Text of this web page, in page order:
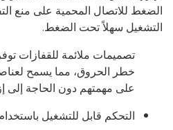
للاتصال المحمية على منع
سهلاً تحت الضغط.
تصميمات ملائمة للقفازات توفر
خطر الحروق، مما يسمح لعناصر
على مهمتهم دون الحاجة إلى
التحكم قابل للتشغيل باستخدام